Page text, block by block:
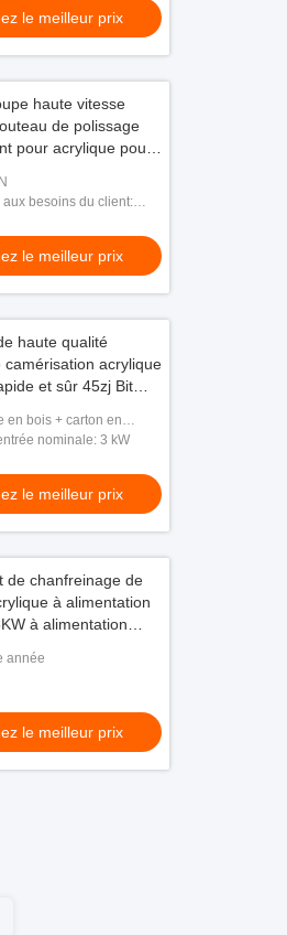
le meilleur prix
haute vitesse
pour acrylique pour
et le
besoins du client:
le meilleur prix
haute qualité
camérisation acrylique
et sûr 45zj Bit
en bois + carton en
nominale: 3 kW
le meilleur prix
de chanfreinage de
à alimentation
à alimentation
année
le meilleur prix